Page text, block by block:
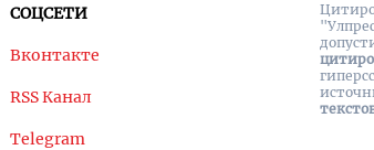
СОЦСЕТИ
Вконтакте
RSS Канал
Telegram